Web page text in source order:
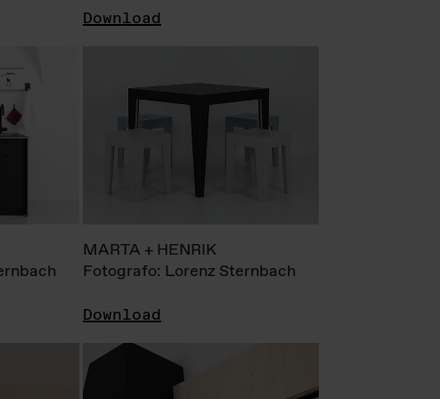
Download
MARTA + HENRIK
Fotografo: Lorenz Sternbach
Download